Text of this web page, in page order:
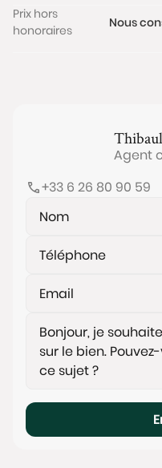
vidéosurveillance
Les informations sur
Prix hors
honoraires
Nous
Agent
+33 6 26 80 90 59